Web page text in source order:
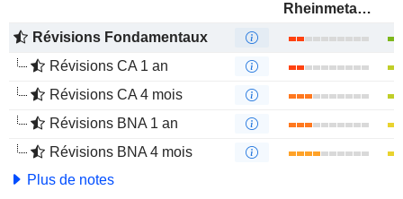
Rheinmetall AG
Révisions Fondamentaux
Révisions CA 1 an
Révisions CA 4 mois
Révisions BNA 1 an
Révisions BNA 4 mois
Plus de notes